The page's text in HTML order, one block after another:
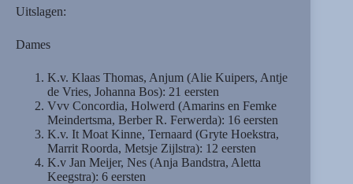
Uitslagen:
Dames
K.v. Klaas Thomas, Anjum (Alie Kuipers, Antje
de Vries, Johanna Bos): 21 eersten
Vvv Concordia, Holwerd (Amarins en Femke
Meindertsma, Berber R. Ferwerda): 16 eersten
K.v. It Moat Kinne, Ternaard (Gryte Hoekstra,
Marrit Roorda, Metsje Zijlstra): 12 eersten
K.v Jan Meijer, Nes (Anja Bandstra, Aletta
Keegstra): 6 eersten